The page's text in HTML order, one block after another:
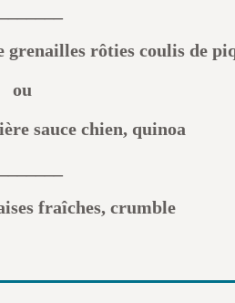
grenailles rôties coulis de
ou
sauce chien, quinoa
fraîches, crumble